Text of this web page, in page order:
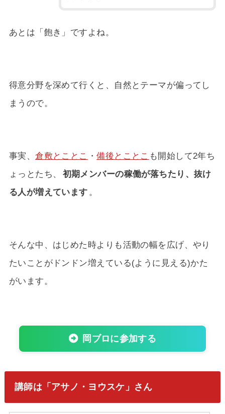
あとは「飽き」ですよね。
得意分野を深めて行くと、自然とテーマが偏ってし
まうので。
事実、倉敷とことこ ・備後とことこ も開始して2年ち
ょっとたち、
初期メンバーの稼働が落ちたり、抜け
る人が増えています 。
そんな中、はじめた時よりも活動の幅を広げ、やり
たいことがドンドン増えている(ように見える)かた
がいます。
岡ブロに参加する
講師は「アサノ・ヨウスケ」さん